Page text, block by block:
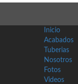
Inicio
Acabados
Tuberias
Nosotros
Fotos
Videos